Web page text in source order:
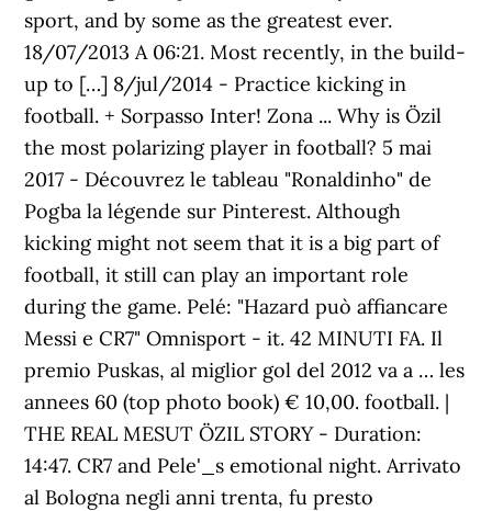
sport, and by some as the greatest ever.
18/07/2013 A 06:21. Most recently, in the build-
up to […] 8/jul/2014 - Practice kicking in
football. + Sorpasso Inter! Zona ... Why is Özil
the most polarizing player in football? 5 mai
2017 - Découvrez le tableau "Ronaldinho" de
Pogba la légende sur Pinterest. Although
kicking might not seem that it is a big part of
football, it still can play an important role
during the game. Pelé: "Hazard può affiancare
Messi e CR7" Omnisport - it. 42 MINUTI FA. Il
premio Puskas, al miglior gol del 2012 va a … les
annees 60 (top photo book) € 10,00. football. |
THE REAL MESUT ÖZIL STORY - Duration:
14:47. CR7 and Pele'_s emotional night. Arrivato
al Bologna negli anni trenta, fu presto